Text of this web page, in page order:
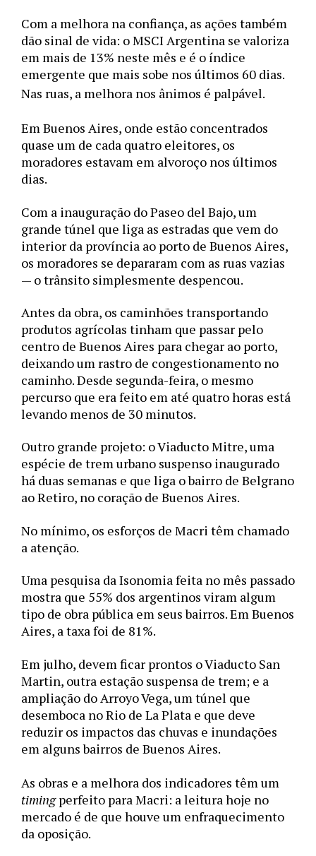
Com a melhora na confiança, as ações também
dão sinal de vida: o MSCI Argentina se valoriza
em mais de 13% neste mês e é o índice
emergente que mais sobe nos últimos 60 dias.
Nas ruas, a melhora nos ânimos é palpável.
Em Buenos Aires, onde estão concentrados
quase um de cada quatro eleitores, os
moradores estavam em alvoroço nos últimos
dias.
Com a inauguração do Paseo del Bajo, um
grande túnel que liga as estradas que vem do
interior da província ao porto de Buenos Aires,
os moradores se depararam com as ruas vazias
— o trânsito simplesmente despencou.
Antes da obra, os caminhões transportando
produtos agrícolas tinham que passar pelo
centro de Buenos Aires para chegar ao porto,
deixando um rastro de congestionamento no
caminho. Desde segunda-feira, o mesmo
percurso que era feito em até quatro horas está
levando menos de 30 minutos.
Outro grande projeto: o Viaducto Mitre, uma
espécie de trem urbano suspenso inaugurado
há duas semanas e que liga o bairro de Belgrano
ao Retiro, no coração de Buenos Aires.
No mínimo, os esforços de Macri têm chamado
a atenção.
Uma pesquisa da Isonomia feita no mês passado
mostra que 55% dos argentinos viram algum
tipo de obra pública em seus bairros. Em Buenos
Aires, a taxa foi de 81%.
Em julho, devem ficar prontos o Viaducto San
Martin, outra estação suspensa de trem; e a
ampliação do Arroyo Vega, um túnel que
desemboca no Rio de La Plata e que deve
reduzir os impactos das chuvas e inundações
em alguns bairros de Buenos Aires.
timing perfeito para Macri: a leitura hoje no
mercado é de que houve um enfraquecimento
da oposição.